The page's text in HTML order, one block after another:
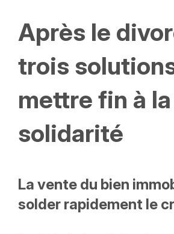
Après le
trois
mettre fin à la
solidarité
La vente du bien
solder rapidement le